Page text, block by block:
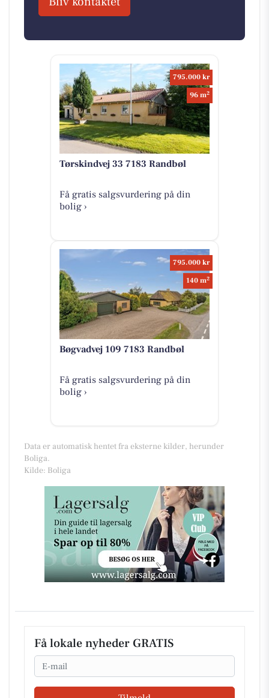
795.000 kr
96 m2
Tørskindvej 33 7183 Randbøl
Få gratis salgsvurdering på din
bolig ›
795.000 kr
140 m2
Bøgvadvej 109 7183 Randbøl
Få gratis salgsvurdering på din
bolig ›
Data er automatisk hentet fra eksterne kilder, herunder
Boliga.
Kilde: Boliga
Få lokale nyheder GRATIS
Email